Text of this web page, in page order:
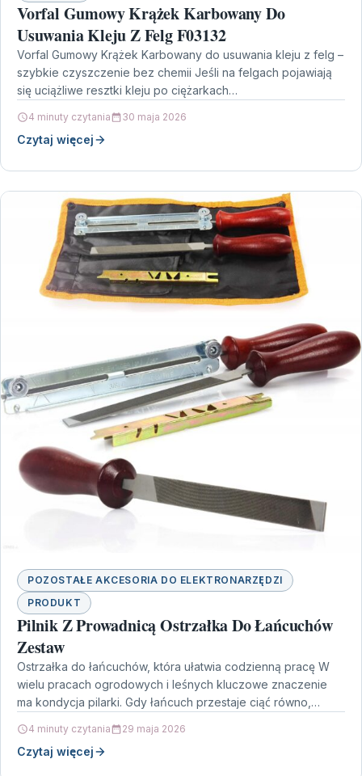
Vorfal Gumowy Krążek Karbowany Do
Usuwania Kleju Z Felg F03132
Vorfal Gumowy Krążek Karbowany do usuwania kleju z felg –
szybkie czyszczenie bez chemii Jeśli na felgach pojawiają
się uciążliwe resztki kleju po ciężarkach…
4 minuty czytania 30 maja 2026
Czytaj więcej
POZOSTAŁE AKCESORIA DO ELEKTRONARZĘDZI
PRODUKT
Pilnik Z Prowadnicą Ostrzałka Do Łańcuchów
Zestaw
Ostrzałka do łańcuchów, która ułatwia codzienną pracę W
wielu pracach ogrodowych i leśnych kluczowe znaczenie
ma kondycja pilarki. Gdy łańcuch przestaje ciąć równo,
4 minuty czytania 29 maja 2026
Czytaj więcej